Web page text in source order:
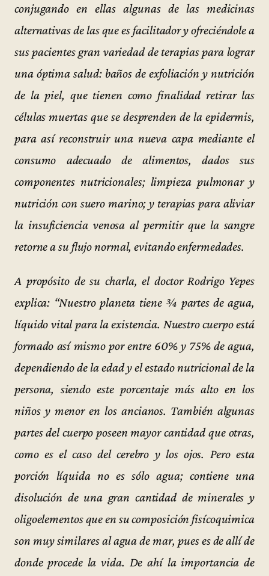
conjugando en ellas algunas de las medicinas
alternativas de las que es facilitador y ofreciéndole a
sus pacientes gran variedad de terapias para lograr
una óptima salud: baños de exfoliación y nutrición
de la piel, que tienen como finalidad retirar las
células muertas que se desprenden de la epidermis,
para así reconstruir una nueva capa mediante el
consumo adecuado de alimentos, dados sus
componentes nutricionales; limpieza pulmonar y
nutrición con suero marino; y terapias para aliviar
la insuficiencia venosa al permitir que la sangre
retorne a su flujo normal, evitando enfermedades.
A propósito de su charla, el doctor Rodrigo Yepes
explica: “Nuestro planeta tiene ¾ partes de agua,
líquido vital para la existencia. Nuestro cuerpo está
formado así mismo por entre 60% y 75% de agua,
dependiendo de la edad y el estado nutricional de la
persona, siendo este porcentaje más alto en los
niños y menor en los ancianos. También algunas
partes del cuerpo poseen mayor cantidad que otras,
como es el caso del cerebro y los ojos. Pero esta
porción líquida no es sólo agua; contiene una
disolución de una gran cantidad de minerales y
oligoelementos que en su composición fisícoquimica
son muy similares al agua de mar, pues es de allí de
donde procede la vida. De ahí la importancia de